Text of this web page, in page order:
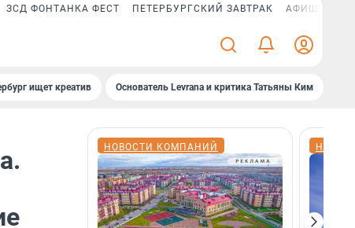
ЗСД ФОНТАНКА ФЕСТ ПЕТЕРБУРГСКИЙ ЗАВТРАК АФИША PLUS
ищет креатив Основатель Levrana и критика Татьяны Ким
НОВОСТИ КОМПАНИЙ